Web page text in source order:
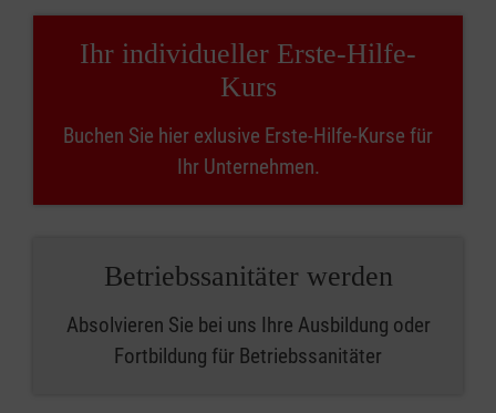
Ihr individueller Erste-Hilfe-
Kurs
Buchen Sie hier exlusive Erste-Hilfe-Kurse für
Ihr Unternehmen.
Betriebssanitäter werden
Absolvieren Sie bei uns Ihre Ausbildung oder
Fortbildung für Betriebssanitäter